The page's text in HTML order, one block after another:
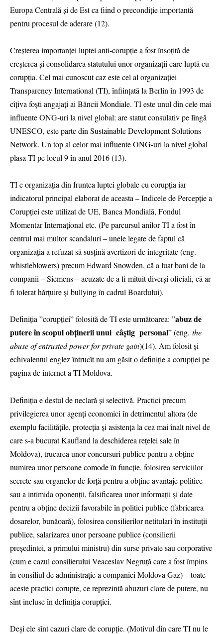
Europa Centrală și de Est ca fiind o precondiție importantă
pentru procesul de aderare (12).
Creșterea importanței luptei anti-corupție a fost însoțită de
creșterea și consolidarea statutului unor organizații care luptă cu
corupția. Cel mai cunoscut caz este cel al organizației
Transparency International (TI), înființată la Berlin în 1993 de
cîțiva foști angajați ai Băncii Mondiale. TI este unul din cele mai
influente ONG-uri la nivel global: are statut consulativ pe lîngă
UNESCO, este parte din Sustainable Development Solutions
Network. Un top al celor mai influente ONG-uri la nivel global
plasa TI pe locul 9 în anul 2016 (13).
TI e organizația din fruntea luptei globale cu corupția iar
indicatorul principal elaborat de aceasta – Indicele de Percepție a
Corupției este utilizat de UE, Banca Mondială, Fondul
Momentar Internațional etc. (Pe parcursul anilor TI a fost în
centrul mai multor scandaluri – unele legate de faptul că
organizația a refuzat să susțină avertizori de integritate (eng.
whistleblowers) precum Edward Snowden, că a luat bani de la
companii – Siemens – acuzate de a fi mituit diverși oficiali, că ar
fi tolerat hărțuire și bullying în cadrul Boardului).
Definiția ”corupției” folosită de TI este următoarea: ”abuz de
putere în scopul obținerii unui câștig personal” (eng. the
abuse of entrusted power for private gain)(14). Am folosit și
echivalentul englez întrucît nu am găsit o definiție a corupției pe
pagina de internet a TI Moldova.
Definiția e destul de neclară și selectivă. Practici precum
privilegierea unor agenți economici în detrimentul altora (de
exemplu facilitățile, protecția și asistența la cea mai înalt nivel de
care s-a bucurat Kaufland la deschiderea rețelei sale în
Moldova), trucarea unor concursuri publice pentru a obține
numirea unor persoane comode în funcție, folosirea serviciilor
secrete sau organelor de forță pentru a obține avantaje politice
sau a intimida oponenții, falsificarea unor informații și date
pentru a obține decizii favorabile în politici publice (fabricarea
dosarelor, bunăoară), folosirea consilierilor netitulari în instituții
publice, salarizarea unor persoane publice (consilierii
președintei, a primului ministru) din surse private sau corporative
(cum e cazul consilierului Veaceslav Negruță care a fost împins
în consiliul de administrație a companiei Moldova Gaz) – toate
aceste practici corupte, ce reprezintă abuzuri clare de putere, nu
sînt incluse în definiția corupției.
Deși ele sînt cazuri clare de corupție. (Motivul din care TI nu le